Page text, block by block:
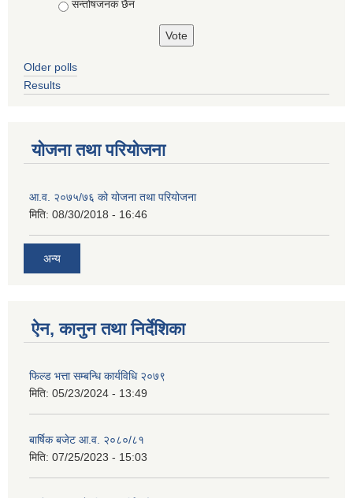
सन्तोषजनक छैन
Older polls
Results
योजना तथा परियोजना
आ.व. २०७५/७६ को योजना तथा परियोजना
मिति: 08/30/2018 - 16:46
अन्य
ऐन, कानुन तथा निर्देशिका
फिल्ड भत्ता सम्बन्धि कार्यविधि २०७९
मिति: 05/23/2024 - 13:49
बार्षिक बजेट आ.व. २०८०/८१
मिति: 07/25/2023 - 15:03